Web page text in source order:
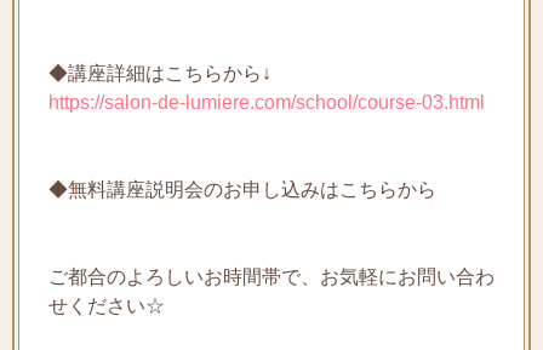
◆講座詳細はこちらから↓
https://salon-de-lumiere.com/school/course-03.html
◆無料講座説明会のお申し込みはこちらから
ご都合のよろしいお時間帯で、お気軽にお問い合わ
せください☆